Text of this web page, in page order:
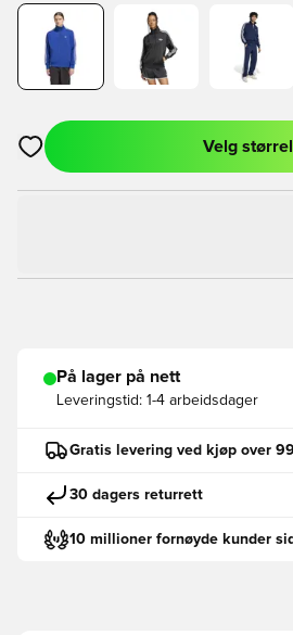
Åpner en Modal for å logge inn
Velg
På lager på nett
Leveringstid: 1-4 arbeidsdager
Gratis levering ved kjøp over
30 dagers returrett
10 millioner fornøyde kunder